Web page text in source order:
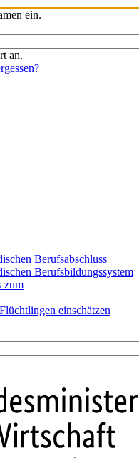
ein.
an.
Berufsabschluss
Berufsbildungssystem
zum
einschätzen